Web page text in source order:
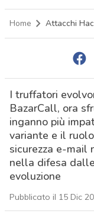
Home Attacchi
I truffatori
BazarCall, ora
inganno più
variante e il
sicurezza e-mail
nella difesa
evoluzione
Pubblicato il 15 Dic